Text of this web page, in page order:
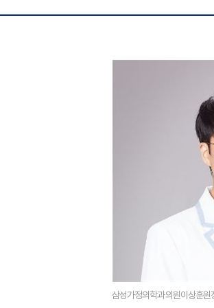
삼성가정의학과의원이상훈원